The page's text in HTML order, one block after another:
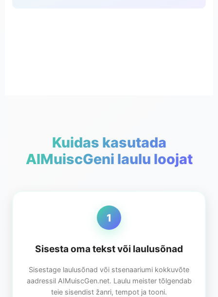
Kuidas kasutada
AIMuiscGeni laulu loojat
1
Sisesta oma tekst või laulusõnad
Sisestage laulusõnad või stsenaariumi kokkuvõte
aadressil AIMuiscGen.net. Laulu meister tõlgendab
teie sisendist žanri, tempot ja tooni.